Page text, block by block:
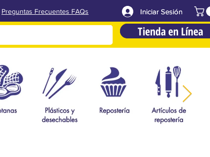
Preguntas Frecuentes FAQs Iniciar Sesión
Tienda en Línea
Tienda en Línea
Iniciar Sesión